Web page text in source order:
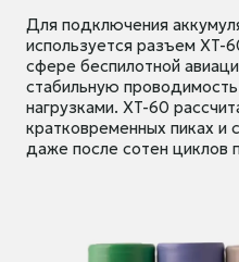
Для подключения
используется разъем XT-
сфере беспилотной
стабильную
нагрузками. XT-60
кратковременных пиках и
даже после сотен циклов